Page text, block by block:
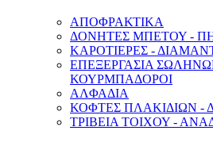
ΑΠΟΦΡΑΚΤΙΚΑ
ΔΟΝΗΤΕΣ ΜΠΕΤΟΥ -
ΚΑΡΟΤΙΕΡΕΣ -
ΕΠΕΞΕΡΓΑΣΙΑ
ΚΟΥΡΜΠΑΔΟΡΟΙ
ΑΛΦΑΔΙΑ
ΚΟΦΤΕΣ ΠΛΑΚΙΔΙΩΝ -
ΤΡΙΒΕΙΑ ΤΟΙΧΟΥ -